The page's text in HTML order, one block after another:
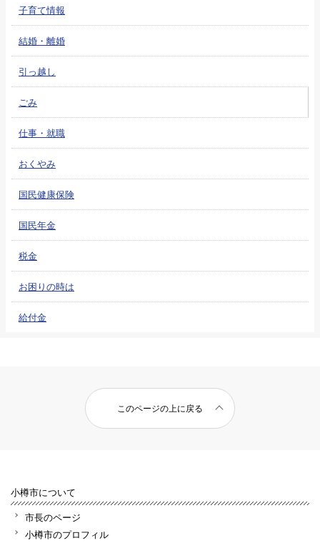
子育て情報
結婚・離婚
引っ越し
ごみ
仕事・就職
おくやみ
国民健康保険
国民年金
税金
お困りの時は
給付金
このページの上に戻る
小樽市について
市長のページ
小樽市のプロフィル